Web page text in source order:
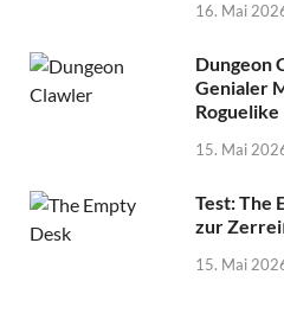
16. Mai
Dungeon
Genialer
Roguelike
15. Mai
Test: The
zur
15. Mai